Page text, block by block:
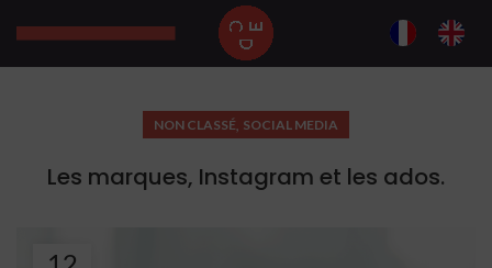
NON CLASSÉ, SOCIAL MEDIA
Les marques, Instagram et les ados.